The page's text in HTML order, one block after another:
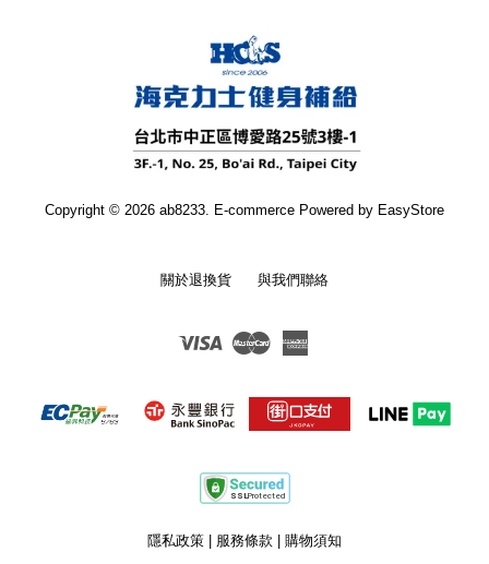
Copyright © 2026 ab8233. E-commerce Powered by EasyStore
關於退換貨 與我們聯絡
Visa Master
隱私政策 服務條款 購物須知